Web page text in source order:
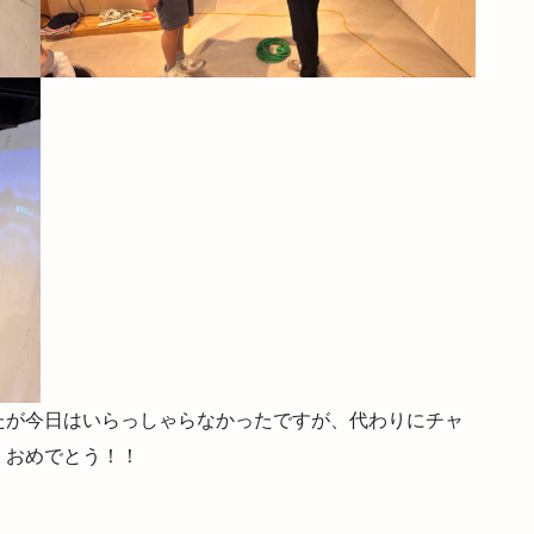
今日はいらっしゃらなかったですが、代わりにチャ
めでとう！！